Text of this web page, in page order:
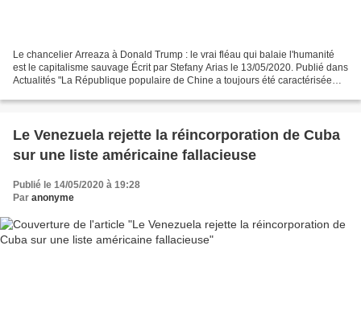
Le chancelier Arreaza à Donald Trump : le vrai fléau qui balaie l'humanité
est le capitalisme sauvage Écrit par Stefany Arias le 13/05/2020. Publié dans
Actualités "La République populaire de Chine a toujours été caractérisée
Le Venezuela rejette la réincorporation de Cuba
sur une liste américaine fallacieuse
Publié le 14/05/2020 à 19:28
Par anonyme